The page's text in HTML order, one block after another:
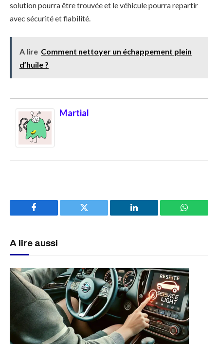
solution pourra être trouvée et le véhicule pourra repartir
avec sécurité et fiabilité.
A lire Comment nettoyer un échappement plein
d’huile ?
Martial
Facebook Twitter LinkedIn
A lire aussi